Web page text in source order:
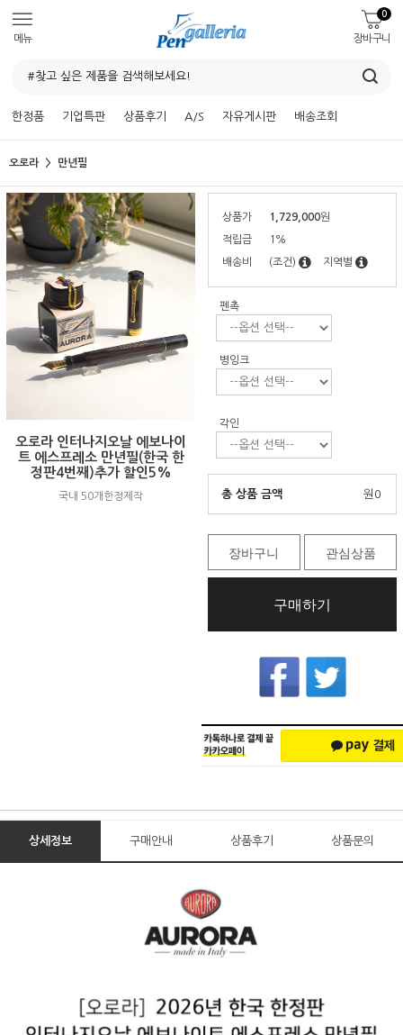
메뉴 장바구니
0
한정품 기업특판 상품후기 A/S 자유게시판 배송조회
오로라 만년필
오로라 인터나지오날 에보나이
트 에스프레소 만년필(한국 한
정판4번째)추가 할인5%
국내 50개한정제작
상품가 1,729,000원
적립금 1%
배송비 (조건) 지역별
펜촉
병잉크
각인
총 상품 금액 0
원
관심상품
장바구니
구매하기
상세정보 구매안내 상품후기 상품문의